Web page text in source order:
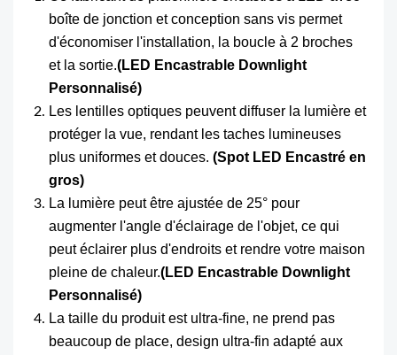
boîte de jonction et conception sans vis permet
d'économiser l'installation, la boucle à 2 broches
et la sortie.(LED Encastrable Downlight
Personnalisé)
Les lentilles optiques peuvent diffuser la lumière et
protéger la vue, rendant les taches lumineuses
plus uniformes et douces. (Spot LED Encastré en
gros)
La lumière peut être ajustée de 25° pour
augmenter l'angle d'éclairage de l'objet, ce qui
peut éclairer plus d'endroits et rendre votre maison
pleine de chaleur.(LED Encastrable Downlight
Personnalisé)
La taille du produit est ultra-fine, ne prend pas
beaucoup de place, design ultra-fin adapté aux